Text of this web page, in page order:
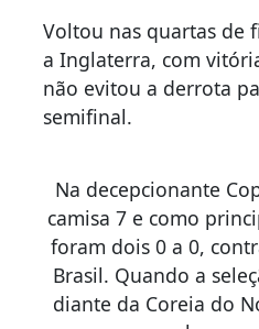
Voltou nas quartas de
a Inglaterra, com
não evitou a derrota
semifinal.
Na decepcionante
camisa 7 e como
foram dois 0 a 0,
Brasil. Quando a
diante da Coreia do